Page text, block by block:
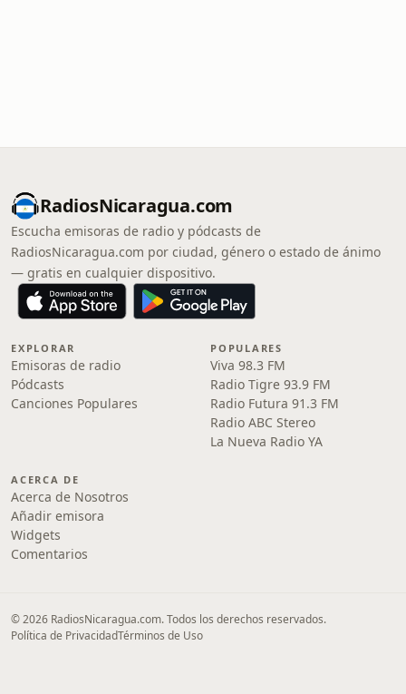
RadiosNicaragua.com
Escucha emisoras de radio y pódcasts de
RadiosNicaragua.com por ciudad, género o estado de ánimo
— gratis en cualquier dispositivo.
EXPLORAR
Emisoras de radio
Pódcasts
Canciones Populares
POPULARES
Viva 98.3 FM
Radio Tigre 93.9 FM
Radio Futura 91.3 FM
Radio ABC Stereo
La Nueva Radio YA
ACERCA DE
Acerca de Nosotros
Añadir emisora
Widgets
Comentarios
© 2026 RadiosNicaragua.com. Todos los derechos reservados.
Política de PrivacidadTérminos de Uso